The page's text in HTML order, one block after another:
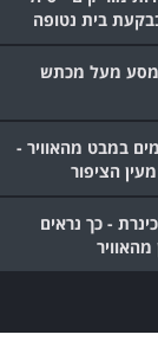
בית נטופה
מסע מעל מכתש
במבט מהאוויר -
הציפור
- כך נראים
מהאוויר